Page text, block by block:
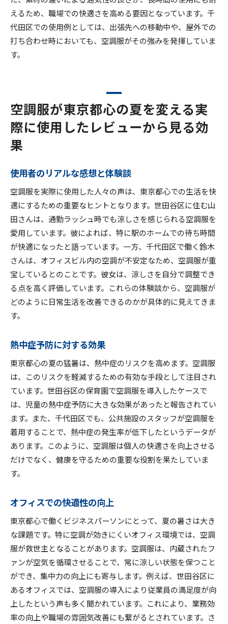
えるため、職場での快適さを高める要因となっています。千
代田区での使用例としては、出張先への移動中や、屋外での
打ち合わせ時においても、空調服がその強みを発揮していま
す。
空調服が東京都心の夏を変える実
際に使用したレビューから見る効
果
使用者のリアルな感想と体験談
空調服を実際に使用した人々の声は、東京都心での生活を快
適にするための重要なヒントとなります。世田谷区に住む山
田さんは、通勤ラッシュ時でも涼しさを感じられる空調服を
愛用しています。彼によれば、特に駅のホームでの待ち時間
が快適になったと語っています。一方、千代田区で働く鈴木
さんは、オフィスビル内の空調が不安定なため、空調服が重
宝しているとのことです。彼女は、涼しさを自分で調整でき
る点を高く評価しています。これらの体験談から、空調服が
どのように日常生活を改善できるのかが具体的に見えてきま
す。
熱中症予防に対する効果
東京都心の夏の猛暑は、熱中症のリスクを高めます。空調服
は、このリスクを軽減するための有効な手段として注目され
ています。世田谷区の保育園で空調服を導入したケースで
は、児童の熱中症予防に大きな効果があったと報告されてい
ます。また、千代田区でも、公共施設のスタッフが空調服を
着用することで、熱中症の発生率が低下したというデータが
あります。このように、空調服は個人の快適さを向上させる
だけでなく、健康を守るための重要な役割を果たしていま
す。
オフィスでの快適性の向上
東京都心で働くビジネスパーソンにとって、夏の暑さは大き
な課題です。特に空調が効きにくいオフィス環境では、空調
服が救世主となることがあります。空調服は、内蔵されたフ
ァンが空気を循環させることで、常に涼しい状態を保つこと
ができ、集中力の向上にも寄与します。例えば、世田谷区に
あるオフィスでは、空調服の導入により従業員の満足度が向
上したという声も多く聞かれています。これにより、業務効
率の向上や職場の雰囲気改善にも繋がるとされています。さ